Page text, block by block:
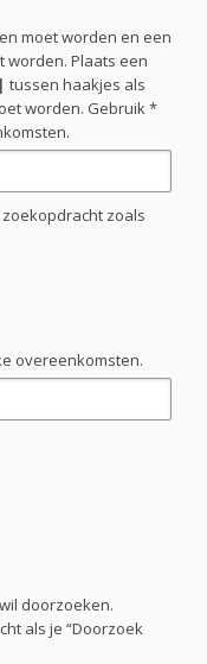
moet worden en een
worden. Plaats een
| tussen haakjes als
worden. Gebruik *
zoals
overeenkomsten.
doorzoeken.
als je “Doorzoek